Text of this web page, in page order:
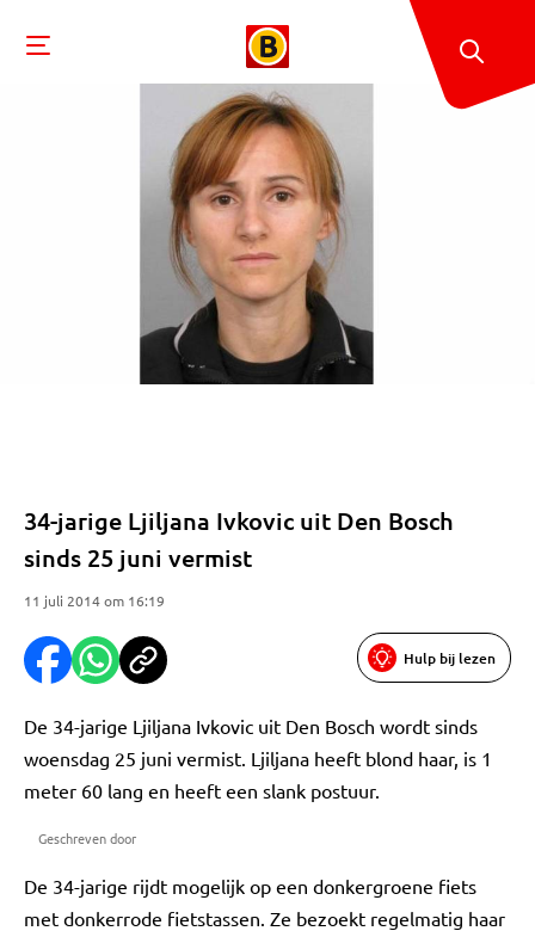
34-jarige Ljiljana Ivkovic uit Den Bosch
sinds 25 juni vermist
11 juli 2014 om 16:19
Hulp bij lezen
De 34-jarige Ljiljana Ivkovic uit Den Bosch wordt sinds
woensdag 25 juni vermist. Ljiljana heeft blond haar, is 1
meter 60 lang en heeft een slank postuur.
Geschreven door
De 34-jarige rijdt mogelijk op een donkergroene fiets
met donkerrode fietstassen. Ze bezoekt regelmatig haar